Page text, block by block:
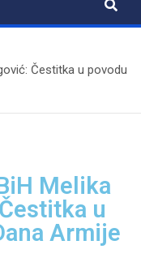
Čestitka u povodu
Melika
u
Armije